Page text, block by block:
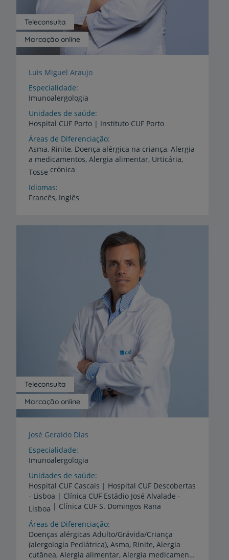
Marcação online
Teleconsulta
Luis Miguel Araujo
Especialidade
Imunoalergologia
Unidades de saúde
Hospital CUF Porto | Instituto CUF Porto
Áreas de Diferenciação
Asma, Rinite, Doença alérgica na criança, Alergia
a medicamentos, Alergia alimentar, Urticária,
Tosse crónica
Idiomas
Francês, Inglês
Marcação online
Teleconsulta
José Geraldo Dias
Especialidade
Imunoalergologia
Unidades de saúde
Hospital CUF Cascais | Hospital CUF Descobertas
- Lisboa | Clínica CUF Estádio José Alvalade -
Lisboa | Clínica CUF S. Domingos Rana
Áreas de Diferenciação
Doenças alérgicas Adulto/Grávida/Criança
(alergologia Pediátrica), Asma, Rinite, Alergia
cutânea, Alergia alimentar, Alergia medicamentosa, Anafilaxia, Vacinas anti-alérgicas